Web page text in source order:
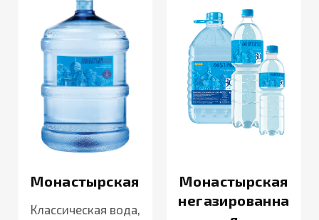
Монастырская
Классическая вода,
Монастырская
негазированна